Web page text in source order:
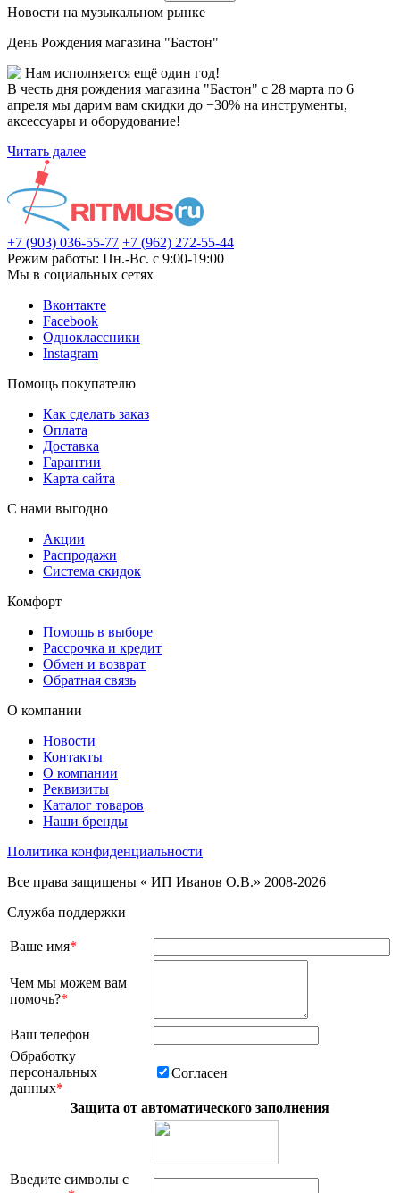
Новости на музыкальном рынке
День Рождения магазина "Бастон"
Нам исполняется ещё один год!
В честь дня рождения магазина "Бастон" с 28 марта по 6
апреля мы дарим вам скидки до −30% на инструменты,
аксессуары и оборудование!
Читать далее
+7 (903) 036-55-77 +7 (962) 272-55-44
Режим работы: Пн.-Вс. с 9:00-19:00
Мы в социальных сетях
Вконтакте
Facebook
Одноклассники
Instagram
Помощь покупателю
Как сделать заказ
Оплата
Доставка
Гарантии
Карта сайта
С нами выгодно
Акции
Распродажи
Система скидок
Комфорт
Помощь в выборе
Рассрочка и кредит
Обмен и возврат
Обратная связь
О компании
Новости
Контакты
О компании
Реквизиты
Каталог товаров
Наши бренды
Политика конфиденциальности
Все права защищены « ИП Иванов О.В.» 2008-2026
Служба поддержки
Ваше имя*
Чем мы можем вам
помочь?*
Ваш телефон
Обработку
персональных
данных*
Согласен
Защита от автоматического заполнения
Введите символы с